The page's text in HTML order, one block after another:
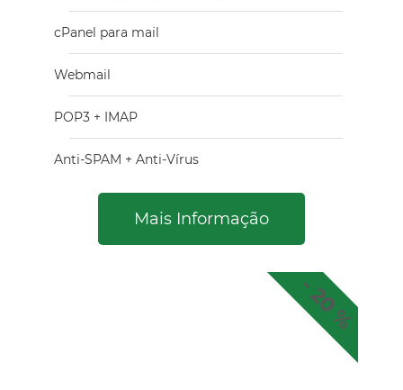
cPanel para mail
Webmail
POP3 + IMAP
Anti-SPAM + Anti-Vírus
Mais Informação
- 20 %